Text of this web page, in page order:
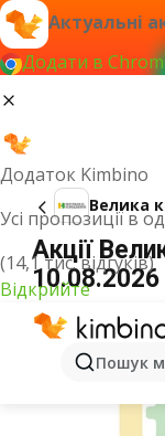
Актуальні
Додати в
Додаток Kimbino
Усі пропозиції в
(14,1 тис. відгуків)
Відкрийте
Пошук
Велика
Акції